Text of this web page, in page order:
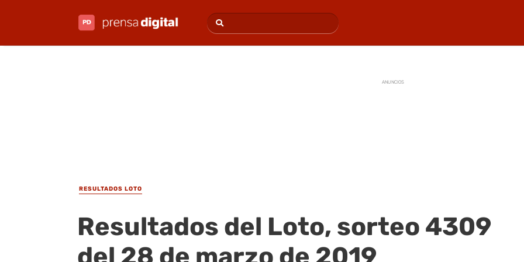
ANUNCIOS
RESULTADOS LOTO
Resultados del Loto, sorteo 4309